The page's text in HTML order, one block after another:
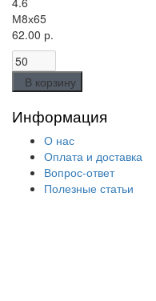
М8х65
62.00 р.
В корзину
Информация
О нас
Оплата и доставка
Вопрос-ответ
Полезные статьи